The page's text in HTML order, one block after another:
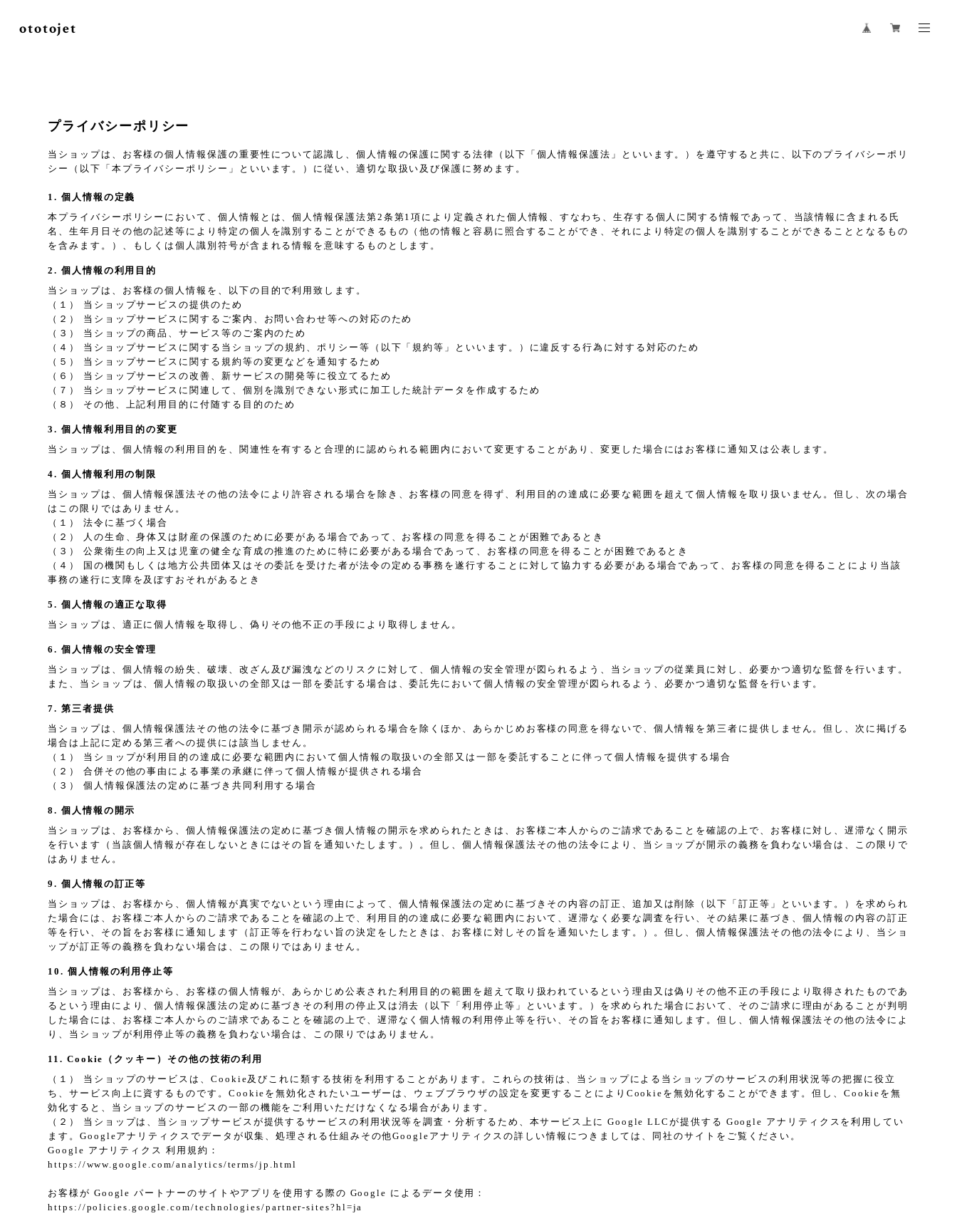
ototojet
プライバシーポリシー
当ショップは、お客様の個人情報保護の重要性について認識し、個人情報の保護に関する法律（以下「個人情報保護法」といいます。）を遵守すると共に、以下のプライバシーポリ
シー（以下「本プライバシーポリシー」といいます。）に従い、適切な取扱い及び保護に努めます。
1. 個人情報の定義
本プライバシーポリシーにおいて、個人情報とは、個人情報保護法第2条第1項により定義された個人情報、すなわち、生存する個人に関する情報であって、当該情報に含まれる氏
名、生年月日その他の記述等により特定の個人を識別することができるもの（他の情報と容易に照合することができ、それにより特定の個人を識別することができることとなるもの
を含みます。）、もしくは個人識別符号が含まれる情報を意味するものとします。
2. 個人情報の利用目的
当ショップは、お客様の個人情報を、以下の目的で利用致します。
（１） 当ショップサービスの提供のため
（２） 当ショップサービスに関するご案内、お問い合わせ等への対応のため
（３） 当ショップの商品、サービス等のご案内のため
（４） 当ショップサービスに関する当ショップの規約、ポリシー等（以下「規約等」といいます。）に違反する行為に対する対応のため
（５） 当ショップサービスに関する規約等の変更などを通知するため
（６） 当ショップサービスの改善、新サービスの開発等に役立てるため
（７） 当ショップサービスに関連して、個別を識別できない形式に加工した統計データを作成するため
（８） その他、上記利用目的に付随する目的のため
3. 個人情報利用目的の変更
当ショップは、個人情報の利用目的を、関連性を有すると合理的に認められる範囲内において変更することがあり、変更した場合にはお客様に通知又は公表します。
4. 個人情報利用の制限
当ショップは、個人情報保護法その他の法令により許容される場合を除き、お客様の同意を得ず、利用目的の達成に必要な範囲を超えて個人情報を取り扱いません。但し、次の場合
はこの限りではありません。
（１） 法令に基づく場合
（２） 人の生命、身体又は財産の保護のために必要がある場合であって、お客様の同意を得ることが困難であるとき
（３） 公衆衛生の向上又は児童の健全な育成の推進のために特に必要がある場合であって、お客様の同意を得ることが困難であるとき
（４） 国の機関もしくは地方公共団体又はその委託を受けた者が法令の定める事務を遂行することに対して協力する必要がある場合であって、お客様の同意を得ることにより当該
事務の遂行に支障を及ぼすおそれがあるとき
5. 個人情報の適正な取得
当ショップは、適正に個人情報を取得し、偽りその他不正の手段により取得しません。
6. 個人情報の安全管理
当ショップは、個人情報の紛失、破壊、改ざん及び漏洩などのリスクに対して、個人情報の安全管理が図られるよう、当ショップの従業員に対し、必要かつ適切な監督を行います。
また、当ショップは、個人情報の取扱いの全部又は一部を委託する場合は、委託先において個人情報の安全管理が図られるよう、必要かつ適切な監督を行います。
7. 第三者提供
当ショップは、個人情報保護法その他の法令に基づき開示が認められる場合を除くほか、あらかじめお客様の同意を得ないで、個人情報を第三者に提供しません。但し、次に掲げる
場合は上記に定める第三者への提供には該当しません。
（１） 当ショップが利用目的の達成に必要な範囲内において個人情報の取扱いの全部又は一部を委託することに伴って個人情報を提供する場合
（２） 合併その他の事由による事業の承継に伴って個人情報が提供される場合
（３） 個人情報保護法の定めに基づき共同利用する場合
8. 個人情報の開示
当ショップは、お客様から、個人情報保護法の定めに基づき個人情報の開示を求められたときは、お客様ご本人からのご請求であることを確認の上で、お客様に対し、遅滞なく開示
を行います（当該個人情報が存在しないときにはその旨を通知いたします。）。但し、個人情報保護法その他の法令により、当ショップが開示の義務を負わない場合は、この限りで
はありません。
9. 個人情報の訂正等
当ショップは、お客様から、個人情報が真実でないという理由によって、個人情報保護法の定めに基づきその内容の訂正、追加又は削除（以下「訂正等」といいます。）を求められ
た場合には、お客様ご本人からのご請求であることを確認の上で、利用目的の達成に必要な範囲内において、遅滞なく必要な調査を行い、その結果に基づき、個人情報の内容の訂正
等を行い、その旨をお客様に通知します（訂正等を行わない旨の決定をしたときは、お客様に対しその旨を通知いたします。）。但し、個人情報保護法その他の法令により、当ショ
ップが訂正等の義務を負わない場合は、この限りではありません。
10. 個人情報の利用停止等
当ショップは、お客様から、お客様の個人情報が、あらかじめ公表された利用目的の範囲を超えて取り扱われているという理由又は偽りその他不正の手段により取得されたものであ
るという理由により、個人情報保護法の定めに基づきその利用の停止又は消去（以下「利用停止等」といいます。）を求められた場合において、そのご請求に理由があることが判明
した場合には、お客様ご本人からのご請求であることを確認の上で、遅滞なく個人情報の利用停止等を行い、その旨をお客様に通知します。但し、個人情報保護法その他の法令によ
り、当ショップが利用停止等の義務を負わない場合は、この限りではありません。
11. Cookie（クッキー）その他の技術の利用
（１） 当ショップのサービスは、Cookie及びこれに類する技術を利用することがあります。これらの技術は、当ショップによる当ショップのサービスの利用状況等の把握に役立
ち、サービス向上に資するものです。Cookieを無効化されたいユーザーは、ウェブブラウザの設定を変更することによりCookieを無効化することができます。但し、Cookieを無
効化すると、当ショップのサービスの一部の機能をご利用いただけなくなる場合があります。
（２） 当ショップは、当ショップサービスが提供するサービスの利用状況等を調査・分析するため、本サービス上に Google LLCが提供する Google アナリティクスを利用してい
ます。Googleアナリティクスでデータが収集、処理される仕組みその他Googleアナリティクスの詳しい情報につきましては、同社のサイトをご覧ください。
Google アナリティクス 利用規約：
https://www.google.com/analytics/terms/jp.html
お客様が Google パートナーのサイトやアプリを使用する際の Google によるデータ使用：
https://policies.google.com/technologies/partner-sites?hl=ja